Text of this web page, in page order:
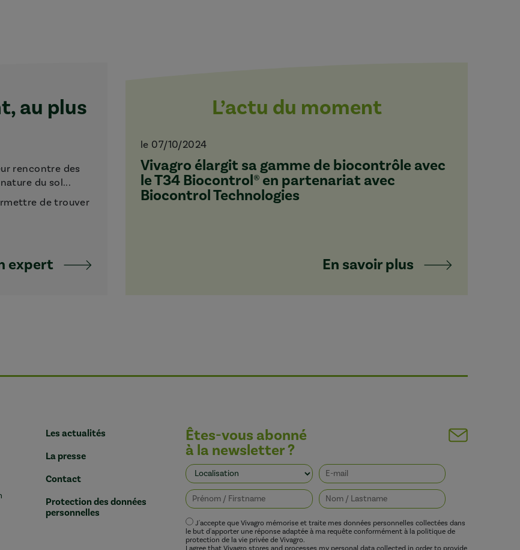
au plus
rencontre des
du sol...
de trouver
expert
L’actu du moment
le 07/10/2024
Vivagro élargit sa gamme de biocontrôle avec
le T34 Biocontrol® en partenariat avec
Biocontrol Technologies
En savoir plus
Les actualités
La presse
Contact
Protection des données
personnelles
Êtes-vous abonné
à la newsletter ?
J'accepte que Vivagro mémorise et traite mes données personnelles collectées dans
le but d'apporter une réponse adaptée à ma requête conformément à la politique de
protection de la vie privée de Vivagro.